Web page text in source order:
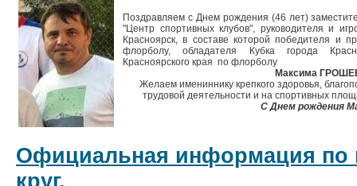
Поздравляем с Днем рождения (46 лет)
"Центр спортивных клубов", руководителя и
Красноярск, в составе которой победителя и
флорболу, обладателя Кубка города
Красноярского края по флорболу
Максима
Желаем имениннику крепкого здоровья,
трудовой деятельности и на спортивных
С Днем рождения
Официальная информация по
круг.